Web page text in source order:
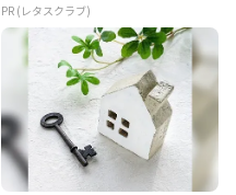
PR (レタスクラブ)